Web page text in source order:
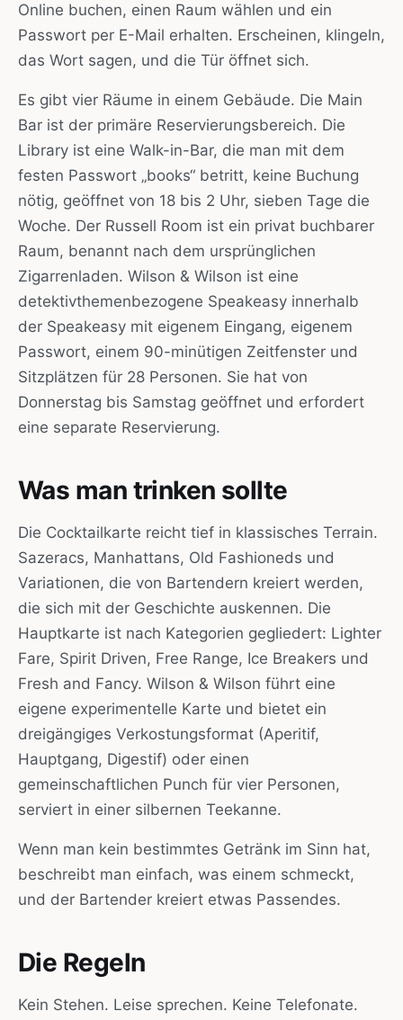
Online buchen, einen Raum wählen und ein
Passwort per E-Mail erhalten. Erscheinen, klingeln,
das Wort sagen, und die Tür öffnet sich.
Es gibt vier Räume in einem Gebäude. Die Main
Bar ist der primäre Reservierungsbereich. Die
Library ist eine Walk-in-Bar, die man mit dem
festen Passwort „books“ betritt, keine Buchung
nötig, geöffnet von 18 bis 2 Uhr, sieben Tage die
Woche. Der Russell Room ist ein privat buchbarer
Raum, benannt nach dem ursprünglichen
Zigarrenladen. Wilson & Wilson ist eine
detektivthemenbezogene Speakeasy innerhalb
der Speakeasy mit eigenem Eingang, eigenem
Passwort, einem 90-minütigen Zeitfenster und
Sitzplätzen für 28 Personen. Sie hat von
Donnerstag bis Samstag geöffnet und erfordert
eine separate Reservierung.
Was man trinken sollte
Die Cocktailkarte reicht tief in klassisches Terrain.
Sazeracs, Manhattans, Old Fashioneds und
Variationen, die von Bartendern kreiert werden,
die sich mit der Geschichte auskennen. Die
Hauptkarte ist nach Kategorien gegliedert: Lighter
Fare, Spirit Driven, Free Range, Ice Breakers und
Fresh and Fancy. Wilson & Wilson führt eine
eigene experimentelle Karte und bietet ein
dreigängiges Verkostungsformat (Aperitif,
Hauptgang, Digestif) oder einen
gemeinschaftlichen Punch für vier Personen,
serviert in einer silbernen Teekanne.
Wenn man kein bestimmtes Getränk im Sinn hat,
beschreibt man einfach, was einem schmeckt,
und der Bartender kreiert etwas Passendes.
Die Regeln
Kein Stehen. Leise sprechen. Keine Telefonate.